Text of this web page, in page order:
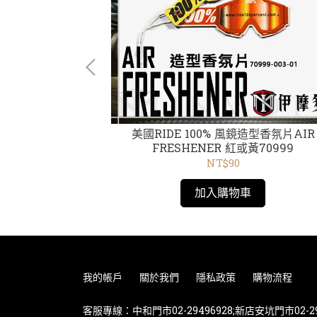
美國RIDE 100% 風鏡造型香氛片AIR
FRESHENER 紅或黃70999
NT$90
加入購物車
我的帳戶 關於我們 隱私政策
購物流程
客服專線：中和門市02-29496928;新店安坑門市02-